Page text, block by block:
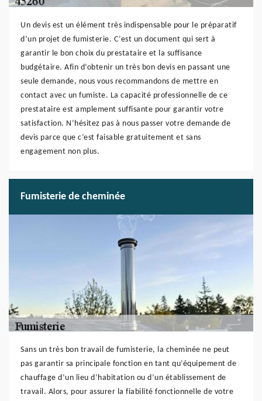
Un devis est un élément très indispensable pour le préparatif
d’un projet de fumisterie. C’est un document qui sert à
garantir le bon choix du prestataire et la suffisance
budgétaire. Afin d’obtenir un très bon devis en passant une
seule demande, nous vous recommandons de mettre en
contact avec un fumiste. La capacité professionnelle de ce
prestataire est amplement suffisante pour garantir votre
satisfaction. N’hésitez pas à nous passer votre demande de
devis parce que c’est faisable gratuitement et sans
engagement non plus.
Fumisterie de cheminée
Sans un très bon travail de fumisterie, la cheminée ne peut
pas garantir sa principale fonction en tant qu’équipement de
chauffage d’un lieu d’habitation ou d’un établissement de
travail. Alors, pour assurer la fiabilité fonctionnelle de votre